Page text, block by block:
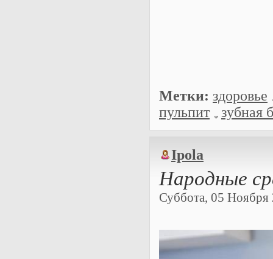
Метки: здоровье
пульпит
зубная
Ipola
Народные
Суббота, 05 Ноября